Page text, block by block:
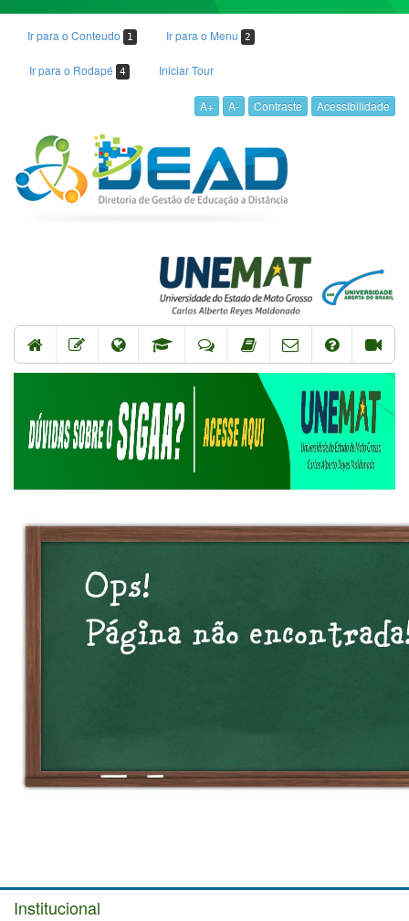
Ir para o Conteudo 1 Ir para o Menu 2
Ir para o Rodapé 4 Iniciar Tour
A+ A- Contraste Acessibilidade
Institucional